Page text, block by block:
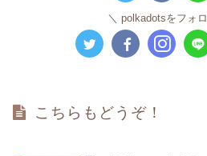
polkadotsをフォ
こちらもどうぞ！